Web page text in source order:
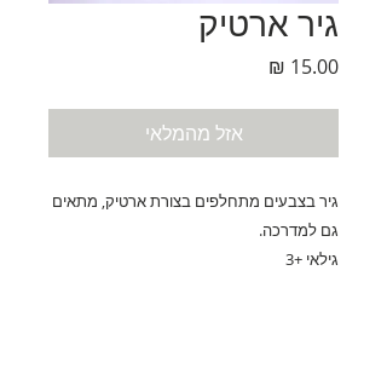
גיר ארטיק
אזל מהמלאי
גיר בצבעים מתחלפים בצורת ארטיק, מתאים
גם למדרכה.
גילאי +3